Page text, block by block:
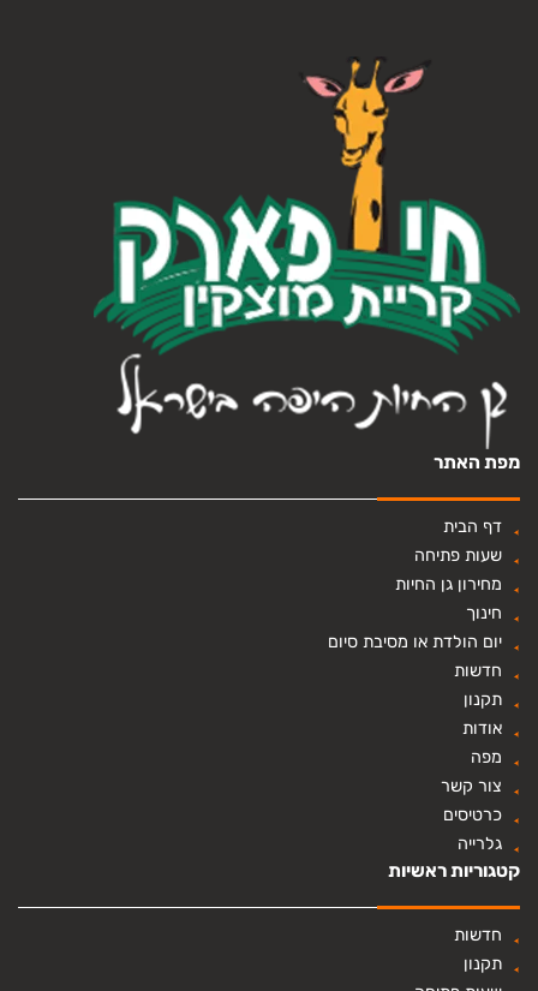
מפת האתר
דף הבית
שעות פתיחה
מחירון גן החיות
חינוך
יום הולדת או מסיבת סיום
חדשות
תקנון
אודות
מפה
צור קשר
כרטיסים
גלרייה
קטגוריות ראשיות
חדשות
תקנון